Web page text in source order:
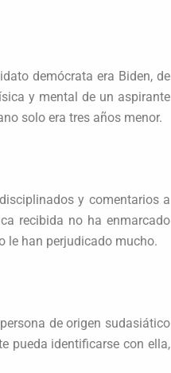
demócrata era Biden, de
y mental de un aspirante
solo era tres años menor.
y comentarios a
recibida no ha enmarcado
le han perjudicado mucho.
de origen sudasiático
pueda identificarse con ella,